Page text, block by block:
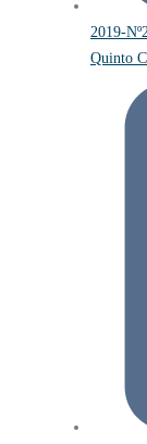
2019-
Quinto